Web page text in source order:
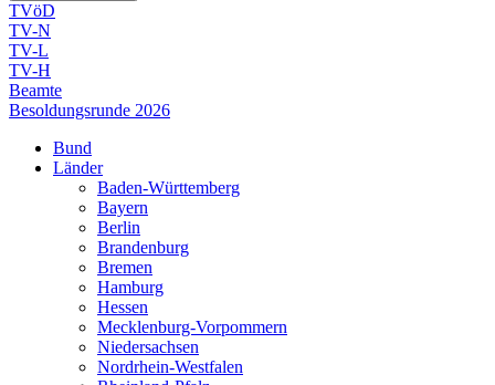
TVöD
TV-N
TV-L
TV-H
Beamte
Besoldungsrunde 2026
Bund
Länder
Baden-Württemberg
Bayern
Berlin
Brandenburg
Bremen
Hamburg
Hessen
Mecklenburg-Vorpommern
Niedersachsen
Nordrhein-Westfalen